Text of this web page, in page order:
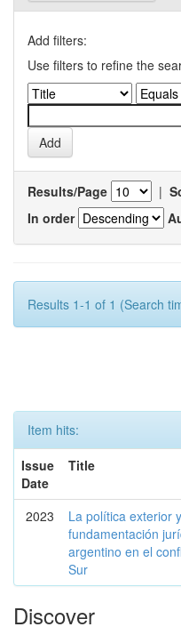
Add filters:
Use filters to refine the
Results/Page |
In order
Results 1-1 of 1 (Search
Item hits:
Issue
Date
Title
2023
La política exterior
fundamentación
argentino en el
Sur
Discover